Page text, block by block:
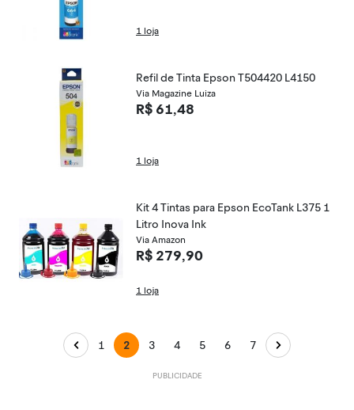
1 loja
Refil de Tinta Epson T504420 L4150
Via Magazine Luiza
R$ 61,48
1 loja
Kit 4 Tintas para Epson EcoTank L375 1
Litro Inova Ink
Via Amazon
R$ 279,90
1 loja
1 2 3 4 5 6 7